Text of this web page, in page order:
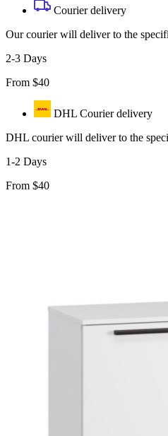
Courier delivery
Our courier will deliver to the
2-3 Days
From $40
DHL Courier delivery
DHL courier will deliver to the
1-2 Days
From $40